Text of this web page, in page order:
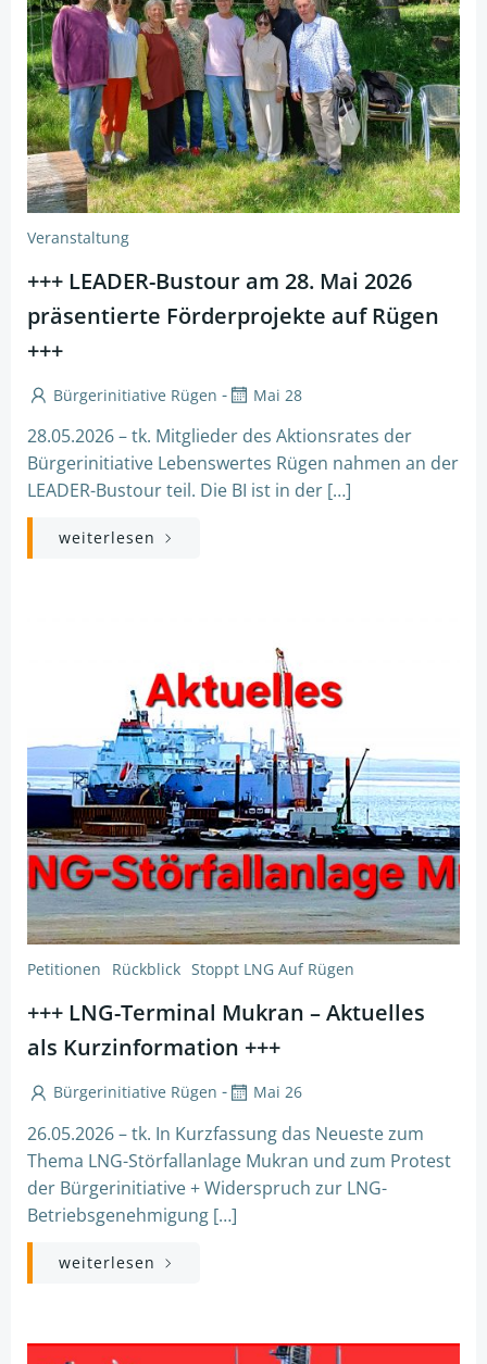
Veranstaltung
+++ LEADER-Bustour am 28. Mai 2026
präsentierte Förderprojekte auf Rügen
+++
Bürgerinitiative Rügen - Mai 28
28.05.2026 – tk. Mitglieder des Aktionsrates der
Bürgerinitiative Lebenswertes Rügen nahmen an der
LEADER-Bustour teil. Die BI ist in der […]
weiterlesen
Petitionen Rückblick Stoppt LNG Auf Rügen
+++ LNG-Terminal Mukran – Aktuelles
als Kurzinformation +++
Bürgerinitiative Rügen - Mai 26
26.05.2026 – tk. In Kurzfassung das Neueste zum
Thema LNG-Störfallanlage Mukran und zum Protest
der Bürgerinitiative + Widerspruch zur LNG-
Betriebsgenehmigung […]
weiterlesen